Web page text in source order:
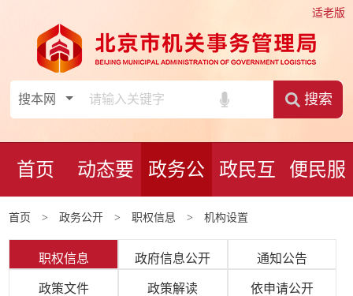
适老版
搜索
首页 动态要
闻
政务公
开
政民互
动
便民服
首页 >政务公开 >职权信息 > 机构设置
职权信息 政府信息公开 通知公告
政策文件 政策解读 依申请公开